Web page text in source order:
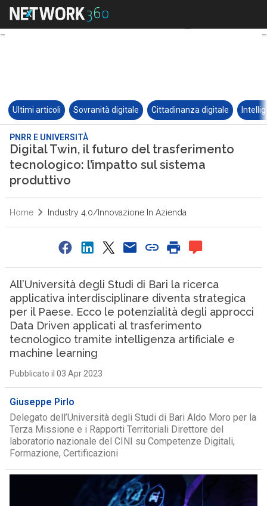
Ultimi articoli Sovranità digitale Cittadinanza digitale
PNRR E UNIVERSITÀ
Digital Twin, il futuro del trasferimento
tecnologico: l’impatto sul sistema
produttivo
Home Industry 4.0/Innovazione In Azienda
All’Università degli Studi di Bari la ricerca
applicativa interdisciplinare diventa strategica
per il Paese. Ecco le potenzialità degli approcci
Data Driven applicati al trasferimento
tecnologico tramite intelligenza artificiale e
machine learning
Pubblicato il 03 Apr 2023
Giuseppe Pirlo
Delegato dell’Università degli Studi di Bari Aldo Moro per la
Terza Missione e i Rapporti Territoriali Direttore del
laboratorio nazionale del CINI su Competenze Digitali,
Formazione, Certificazioni